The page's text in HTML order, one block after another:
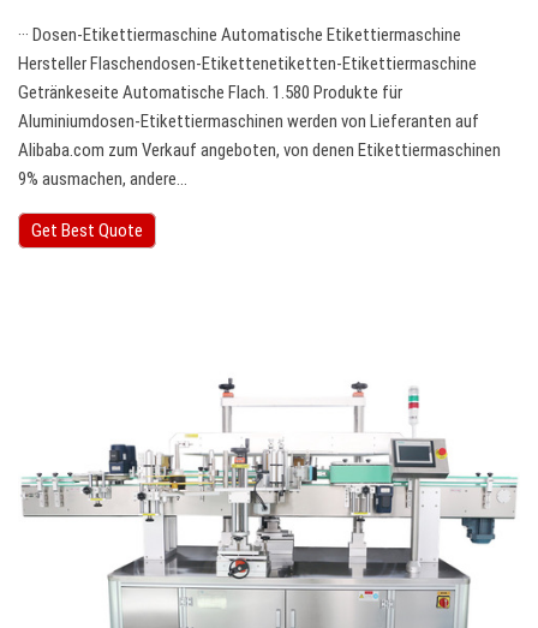
··· Dosen-Etikettiermaschine Automatische Etikettiermaschine
Hersteller Flaschendosen-Etikettenetiketten-Etikettiermaschine
Getränkeseite Automatische Flach. 1.580 Produkte für
Aluminiumdosen-Etikettiermaschinen werden von Lieferanten auf
Alibaba.com zum Verkauf angeboten, von denen Etikettiermaschinen
9% ausmachen, andere…
Get Best Quote